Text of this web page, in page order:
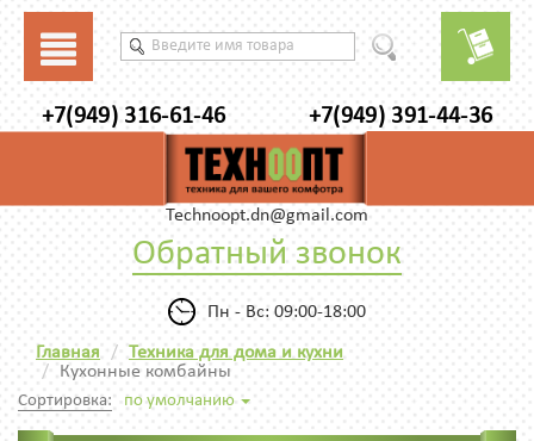
+7(949) 316-61-46 +7(949) 391-44-36
Technoopt.dn@gmail.com
Обратный звонок
Пн - Вс: 09:00-18:00
Главная
Техника для дома и кухни
Кухонные комбайны
Сортировка: по умолчанию